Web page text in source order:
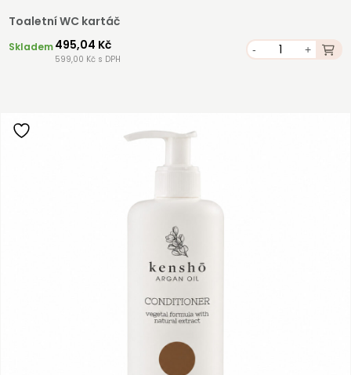
Toaletní WC kartáč
Skladem495,04 Kč
599,00 Kč s DPH
- +